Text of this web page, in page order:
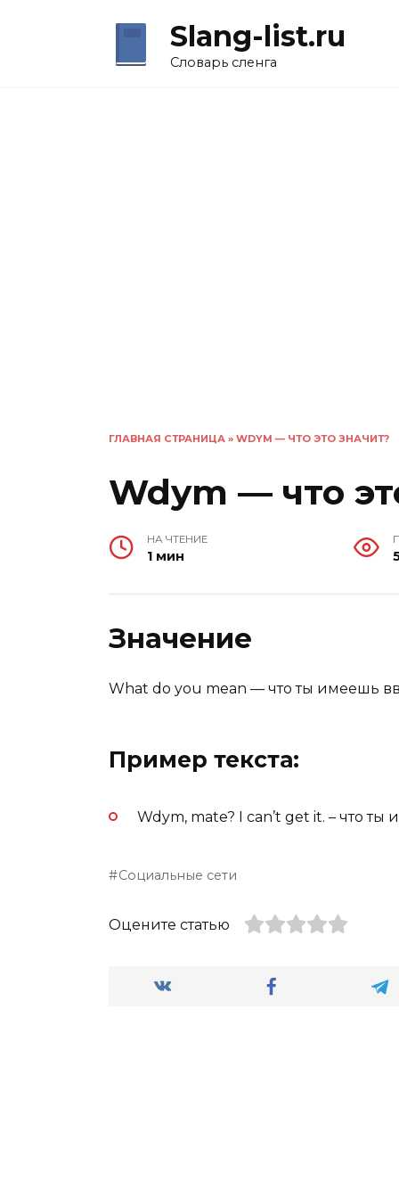
Slang-list.ru
Словарь сленга
ГЛАВНАЯ СТРАНИЦА » WDYM — ЧТО ЭТО ЗНАЧИТ?
Wdym — что
НА ЧТЕНИЕ
1 мин
Значение
What do you mean — что ты имеешь
Пример текста:
Wdym, mate? I can’t get it. – что
Социальные сети
Оцените статью